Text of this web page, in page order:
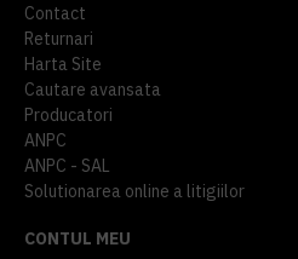
Contact
Returnari
Harta Site
Cautare avansata
Producatori
ANPC
ANPC - SAL
Solutionarea online a litigiilor
CONTUL MEU